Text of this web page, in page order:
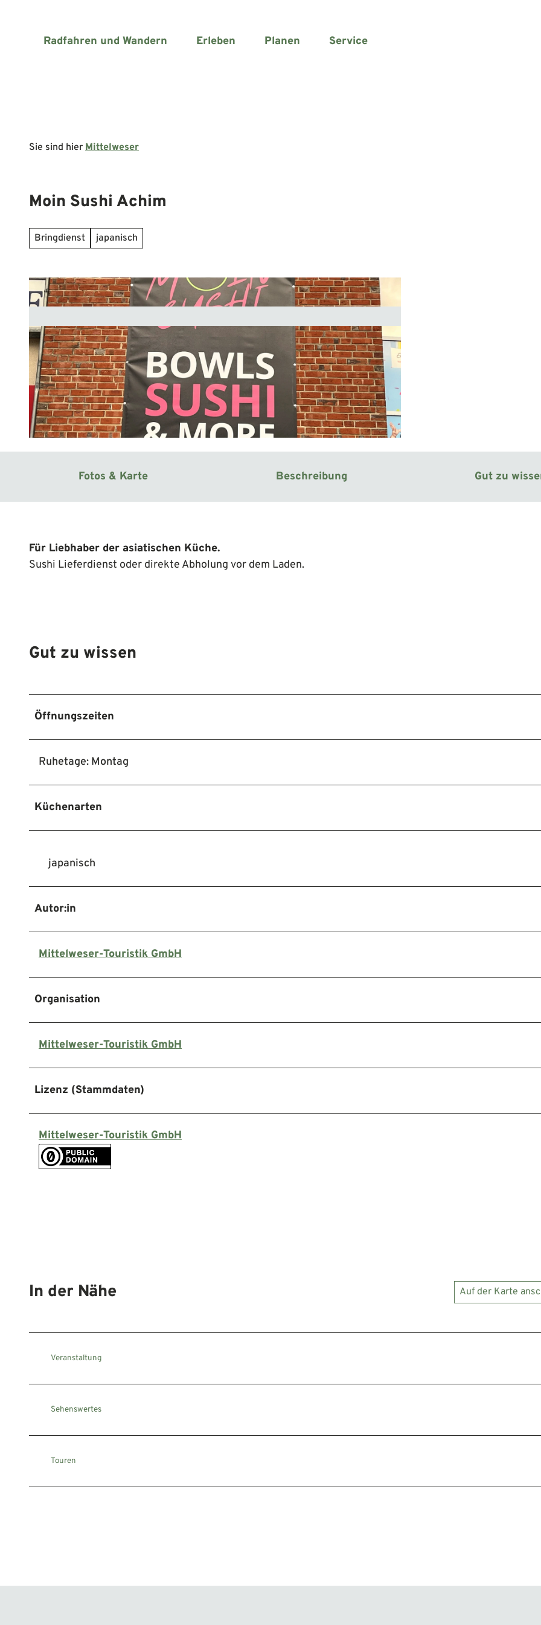
Radfahren und Wandern Erleben Planen Service
Sie sind hier Mittelweser
Moin Sushi Achim
Bringdienst japanisch
Fotos & Karte Beschreibung Gut zu
Für Liebhaber der asiatischen Küche.
Sushi Lieferdienst oder direkte Abholung vor dem Laden.
Gut zu wissen
Öffnungszeiten
Ruhetage: Montag
Küchenarten
japanisch
Autor:in
Mittelweser-Touristik GmbH
Organisation
Mittelweser-Touristik GmbH
Lizenz (Stammdaten)
Mittelweser-Touristik GmbH
In der Nähe Auf der Karte
Veranstaltung
Sehenswertes
Touren